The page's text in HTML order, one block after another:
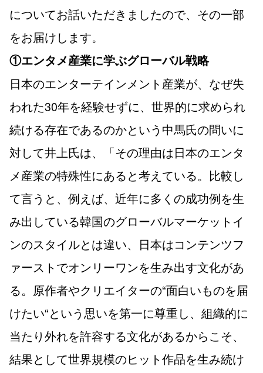
についてお話いただきましたので、その一部
をお届けします。
①エンタメ産業に学ぶグローバル戦略
日本のエンターテインメント産業が、なぜ失
われた30年を経験せずに、世界的に求められ
続ける存在であるのかという中馬氏の問いに
対して井上氏は、「その理由は日本のエンタ
メ産業の特殊性にあると考えている。比較し
て言うと、例えば、近年に多くの成功例を生
み出している韓国のグローバルマーケットイ
ンのスタイルとは違い、日本はコンテンツフ
ァーストでオンリーワンを生み出す文化があ
る。原作者やクリエイターの“面白いものを届
けたい“という思いを第一に尊重し、組織的に
当たり外れを許容する文化があるからこそ、
結果として世界規模のヒット作品を生み続け